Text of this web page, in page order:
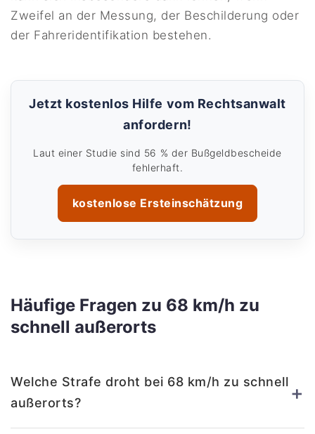
Zweifel an der Messung, der Beschilderung oder
der Fahreridentifikation bestehen.
Jetzt kostenlos Hilfe vom Rechtsanwalt
anfordern!
Laut einer Studie sind 56 % der Bußgeldbescheide
fehlerhaft.
kostenlose Ersteinschätzung
Häufige Fragen zu 68 km/h zu
schnell außerorts
Welche Strafe droht bei 68 km/h zu schnell
außerorts?
+